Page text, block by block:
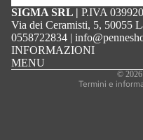
SIGMA SRL | P.IVA
Via dei Ceramisti, 5, 50055
0558722834 |
INFORMAZIONI
MENU
© 2026
Termini e
Informativa sulla privacy
Termini e condizioni del
Informativa sulle spedizioni
Recapiti
Informativa sui rimborsi
Informativa legale